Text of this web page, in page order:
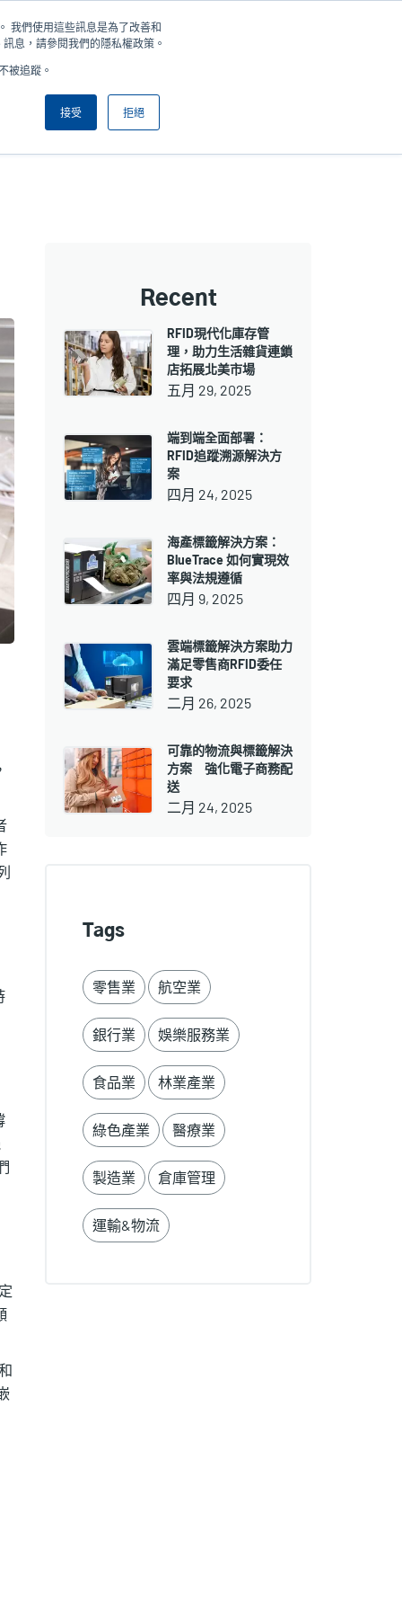
我們使用這些訊息是為了改善和
息，請參閱我們的隱私權政策。
被追蹤。
接受 拒絕
User
account
menu
新聞 公司
User
登錄/註冊
Header
Recent
RFID現代化庫存管
理，助力生活雜貨連鎖
店拓展北美市場
五月 29, 2025
端到端全面部署：
RFID追蹤溯源解決方
案
四月 24, 2025
海產標籤解決方案：
BlueTrace 如何實現效
率與法規遵循
四月 9, 2025
雲端標籤解決方案助力
滿足零售商RFID委任
要求
二月 26, 2025
可靠的物流與標籤解決
方案 強化電子商務配
送
二月 24, 2025
Tags
零售業 航空業
銀行業 娛樂服務業
食品業 林業產業
綠色產業 醫療業
製造業 倉庫管理
運輸&物流